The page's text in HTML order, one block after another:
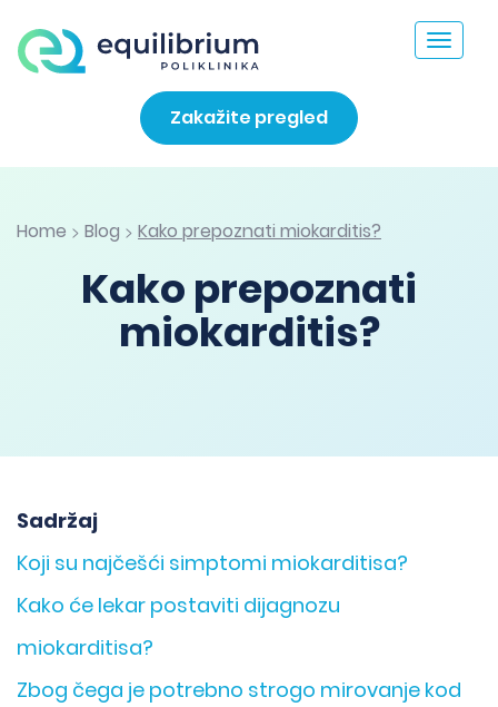
Toggle
Zakažite pregled
Home > Blog > Kako prepoznati miokarditis?
Kako prepoznati
miokarditis?
Sadržaj
Koji su najčešći simptomi miokarditisa?
Kako će lekar postaviti dijagnozu
miokarditisa?
Zbog čega je potrebno strogo mirovanje kod